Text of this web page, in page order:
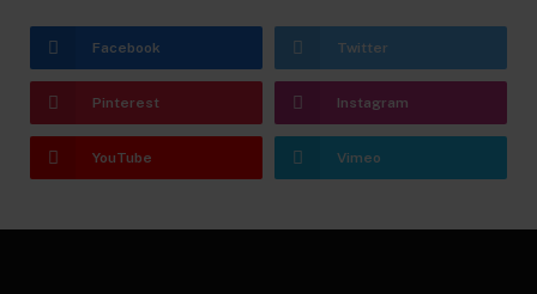
Facebook Twitter
Pinterest Instagram
YouTube Vimeo